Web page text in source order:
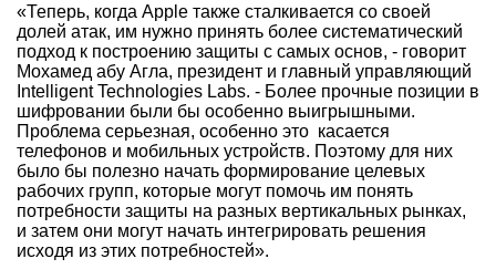
«Теперь, когда Apple также сталкивается со своей
долей атак, им нужно принять более систематический
подход к построению защиты с самых основ, - говорит
Мохамед абу Агла, президент и главный управляющий
Intelligent Technologies Labs. - Более прочные позиции в
шифровании были бы особенно выигрышными.
Проблема серьезная, особенно это касается
телефонов и мобильных устройств. Поэтому для них
было бы полезно начать формирование целевых
рабочих групп, которые могут помочь им понять
потребности защиты на разных вертикальных рынках,
и затем они могут начать интегрировать решения
исходя из этих потребностей».